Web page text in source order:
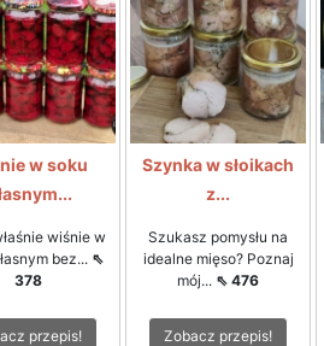
w soku
wiśnie w
bez... ⇖
378
przepis!
Szynka w słoikach
z...
Szukasz pomysłu na
idealne mięso? Poznaj
mój... ⇖ 476
Zobacz przepis!